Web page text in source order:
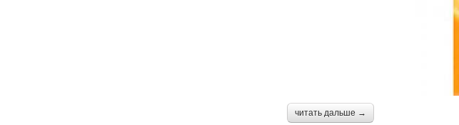
читать дальше →